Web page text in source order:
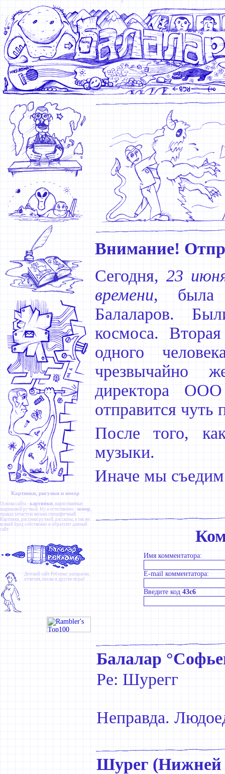
Картинки, рисунки и юмор
Основа сайта - картинки , нарисованные
шариковой ручкой. Ну и естественно - юмор ,
правда зачастую весьма специфичный.
Картинки, рисунки ручкой, рассказы, а так же
всякий бред собственно и образуют данный
сайт.
Детский сайт Ребзики: раскраски,
отличия, пазлы и другие игры!
Внимание!
Сегодня,23
времени, была
Балаларов.
космоса.
одного
чрезвычайно
директора
отправится чуть
После того,
музыки.
Иначе мы
Имя комментатора:
E-mail комментатора:
Введите код 43c6
Балалар
Ре: Шурегг
Неправда.
Шурег (Нижней